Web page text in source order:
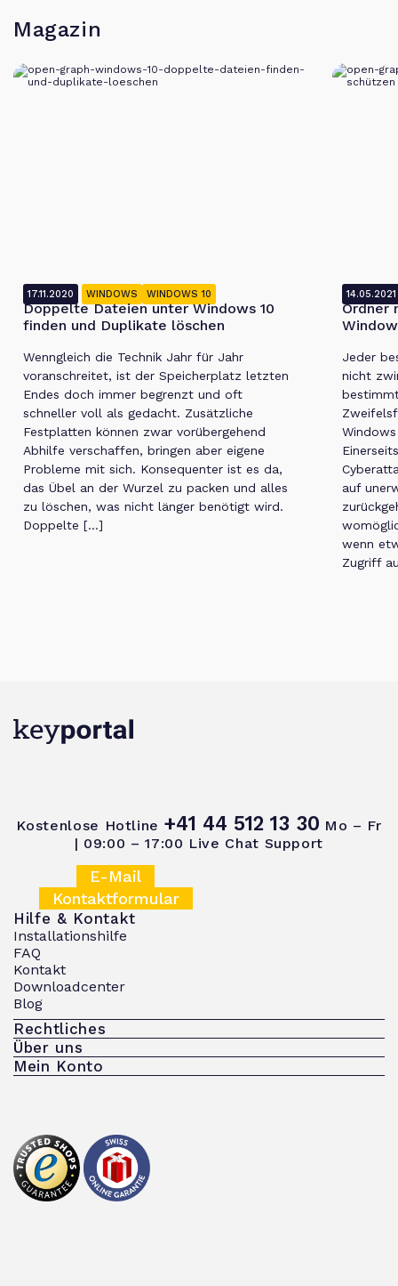
Magazin
17.11.2020 WINDOWS WINDOWS 10
Doppelte Dateien unter Windows 10
finden und Duplikate löschen
Wenngleich die Technik Jahr für Jahr
voranschreitet, ist der Speicherplatz letzten
Endes doch immer begrenzt und oft
schneller voll als gedacht. Zusätzliche
Festplatten können zwar vorübergehend
Abhilfe verschaffen, bringen aber eigene
Probleme mit sich. Konsequenter ist es da,
das Übel an der Wurzel zu packen und alles
zu löschen, was nicht länger benötigt wird.
Doppelte […]
14.05.2021
Ordner
Jeder
nicht
auf
wenn
Zugriff
Kostenlose Hotline +41 44 512 13 30 Mo – Fr
| 09:00 – 17:00 Live Chat Support
E-Mail
Kontaktformular
Hilfe & Kontakt
Installationshilfe
FAQ
Kontakt
Downloadcenter
Blog
Rechtliches
Über uns
Mein Konto